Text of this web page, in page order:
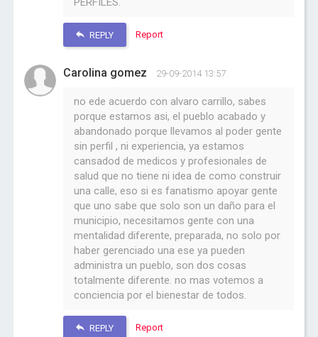
REPLY Report
Carolina gomez 29-09-2014 13:57
no ede acuerdo con alvaro carrillo, sabes
porque estamos asi, el pueblo acabado y
abandonado porque llevamos al poder gente
sin perfil , ni experiencia, ya estamos
cansadod de medicos y profesionales de
salud que no tiene ni idea de como construir
una calle, eso si es fanatismo apoyar gente
que uno sabe que solo son un daño para el
municipio, necesitamos gente con una
mentalidad diferente, preparada, no solo por
haber gerenciado una ese ya pueden
administra un pueblo, son dos cosas
totalmente diferente. no mas votemos a
conciencia por el bienestar de todos.
REPLY Report